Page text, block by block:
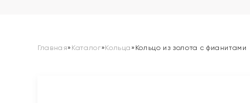
Главная» Каталог»Кольца » Кольцо из золота с фианитами